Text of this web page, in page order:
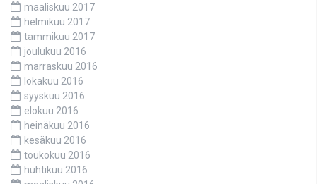
maaliskuu 2017
helmikuu 2017
tammikuu 2017
joulukuu 2016
marraskuu 2016
lokakuu 2016
syyskuu 2016
elokuu 2016
heinäkuu 2016
kesäkuu 2016
toukokuu 2016
huhtikuu 2016